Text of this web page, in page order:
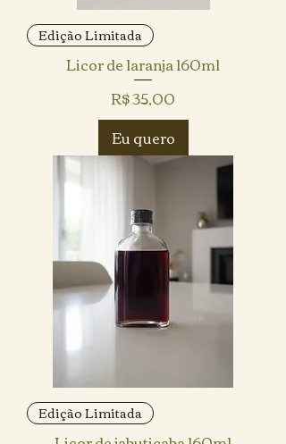
Edição Limitada
Licor de laranja 160ml
Preço
R$ 35,00
Eu quero
Edição Limitada